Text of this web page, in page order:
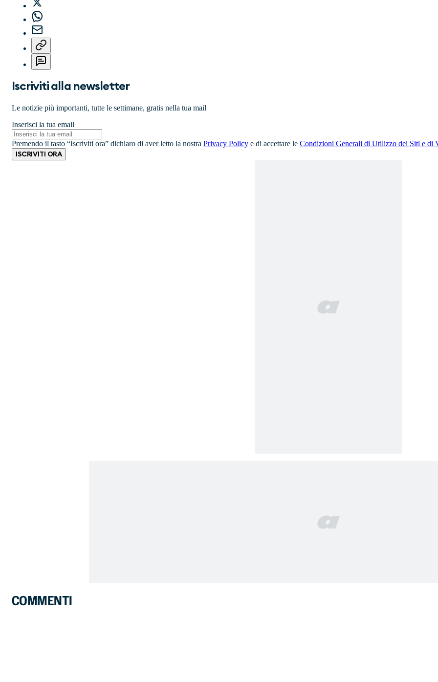
Iscriviti alla newsletter
Le notizie più importanti, tutte le settimane, gratis nella tua mail
Inserisci la tua email
Premendo il tasto “Iscriviti ora” dichiaro di aver letto la nostra Privacy Policy e di accettare le Condizioni Generali di Utilizzo dei Siti e di
ISCRIVITI ORA
COMMENTI